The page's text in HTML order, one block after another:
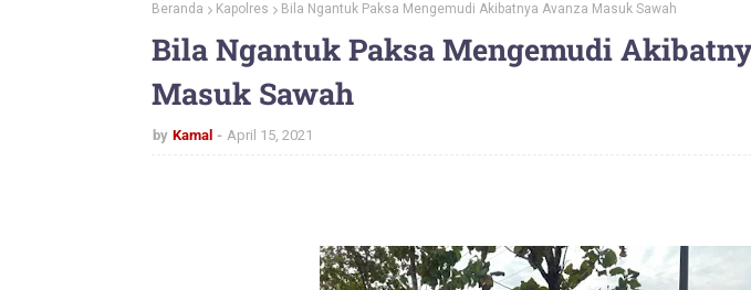
Beranda Kapolres Bila Ngantuk Paksa Mengemudi Akibatnya Avanza Masuk Sawah
Bila Ngantuk Paksa Mengemudi
Masuk Sawah
by Kamal April 15, 2021